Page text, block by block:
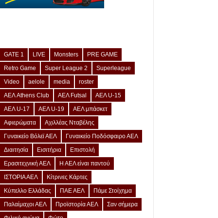
GATE 1 LIVE Monsters
PRE GAME
Retro Game
Super League 2
Superleague
Video
aelole media
roster
ΑΕΛ Athens Club
ΑΕΛ Futsal
ΑΕΛ U-15
ΑΕΛ U-17
ΑΕΛ U-19
ΑΕΛ μπάσκετ
Αφιερώματα
Αχιλλέας Νταβέλης
Γυναικείο Βόλεϊ ΑΕΛ
Γυναικείο Ποδόσφαιρο ΑΕΛ
Διαιτησία
Εισιτήρια
Επιστολή
Ερασιτεχνική ΑΕΛ
Η ΑΕΛ είναι παντού
ΙΣΤΟΡΙΑ ΑΕΛ
Κίτρινες Κάρτες
Κύπελλο Ελλάδας
ΠΑΕ ΑΕΛ
Πάμε Στοίχημα
Παλαίμαχοι ΑΕΛ
Προϊστορία ΑΕΛ
Σαν σήμερα